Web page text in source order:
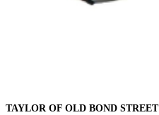
TAYLOR OF OLD BOND STREET